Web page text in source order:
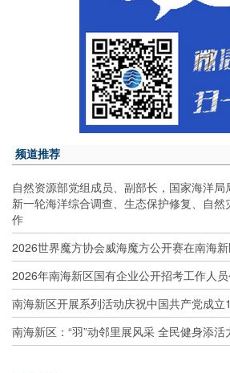
频道推荐
自然资源部党组成员、副部长，国家海洋
新一轮海洋综合调查、生态保护修复、自
作
2026世界魔方协会威海魔方公开赛在南海
2026年南海新区国有企业公开招考工作人
南海新区开展系列活动庆祝中国共产党成立
南海新区：“羽”动邻里展风采 全民健身添活